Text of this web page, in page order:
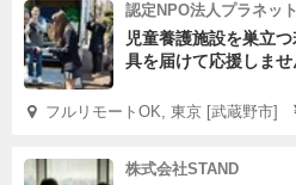
認定NPO法人プラネッ
児童養護施設を巣立
具を届けて応援しませ
フルリモートOK, 東京 [武蔵野市]
株式会社STAND